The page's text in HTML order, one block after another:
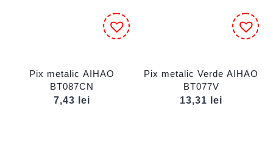
Pix metalic AIHAO
BT087CN
7,43
lei
Pix metalic Verde AIHAO
BT077V
13,31
lei